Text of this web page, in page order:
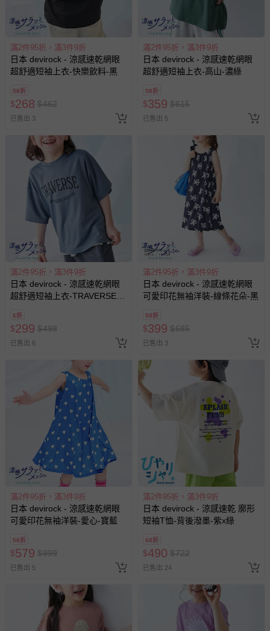
滿2件95折，滿3件9折
日本 devirock - 涼感速乾網眼
超舒適短袖上衣-快樂飲料-黑
58折
$268 $462
已售出 3
滿2件95折，滿3件9折
日本 devirock - 涼感速乾網眼
超舒適短袖上衣-高山-濃綠
58折
$359 $615
已售出 5
滿2件95折，滿3件9折
日本 devirock - 涼感速乾網眼
超舒適短袖上衣-TRAVERSE-
6折
$299 $498
已售出 6
滿2件95折，滿3件9折
日本 devirock - 涼感速乾網眼
可愛印花無袖洋裝-線條花朵-黑
58折
$399 $685
已售出 3
滿2件95折，滿3件9折
日本 devirock - 涼感速乾網眼
可愛印花無袖洋裝-愛心-寶藍
58折
$579 $999
已售出 5
滿2件95折，滿3件9折
日本 devirock - 涼感速乾 廓形
短袖T恤-背後潑墨-紫x綠
68折
$490 $722
已售出 24